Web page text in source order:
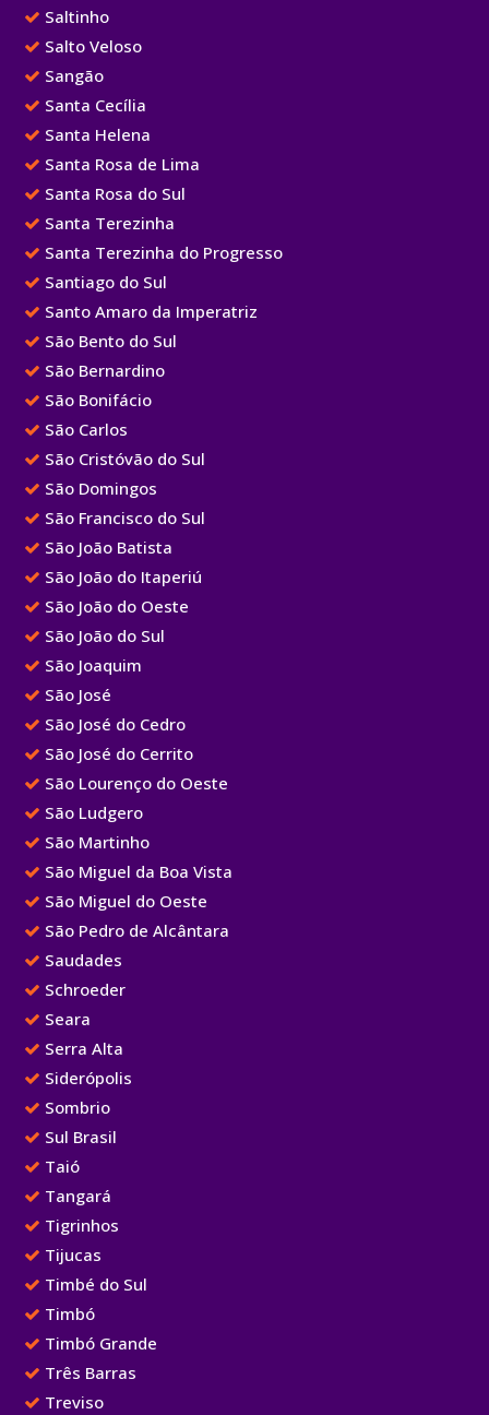
Saltinho
Salto Veloso
Sangão
Santa Cecília
Santa Helena
Santa Rosa de Lima
Santa Rosa do Sul
Santa Terezinha
Santa Terezinha do Progresso
Santiago do Sul
Santo Amaro da Imperatriz
São Bento do Sul
São Bernardino
São Bonifácio
São Carlos
São Cristóvão do Sul
São Domingos
São Francisco do Sul
São João Batista
São João do Itaperiú
São João do Oeste
São João do Sul
São Joaquim
São José
São José do Cedro
São José do Cerrito
São Lourenço do Oeste
São Ludgero
São Martinho
São Miguel da Boa Vista
São Miguel do Oeste
São Pedro de Alcântara
Saudades
Schroeder
Seara
Serra Alta
Siderópolis
Sombrio
Sul Brasil
Taió
Tangará
Tigrinhos
Tijucas
Timbé do Sul
Timbó
Timbó Grande
Três Barras
Treviso